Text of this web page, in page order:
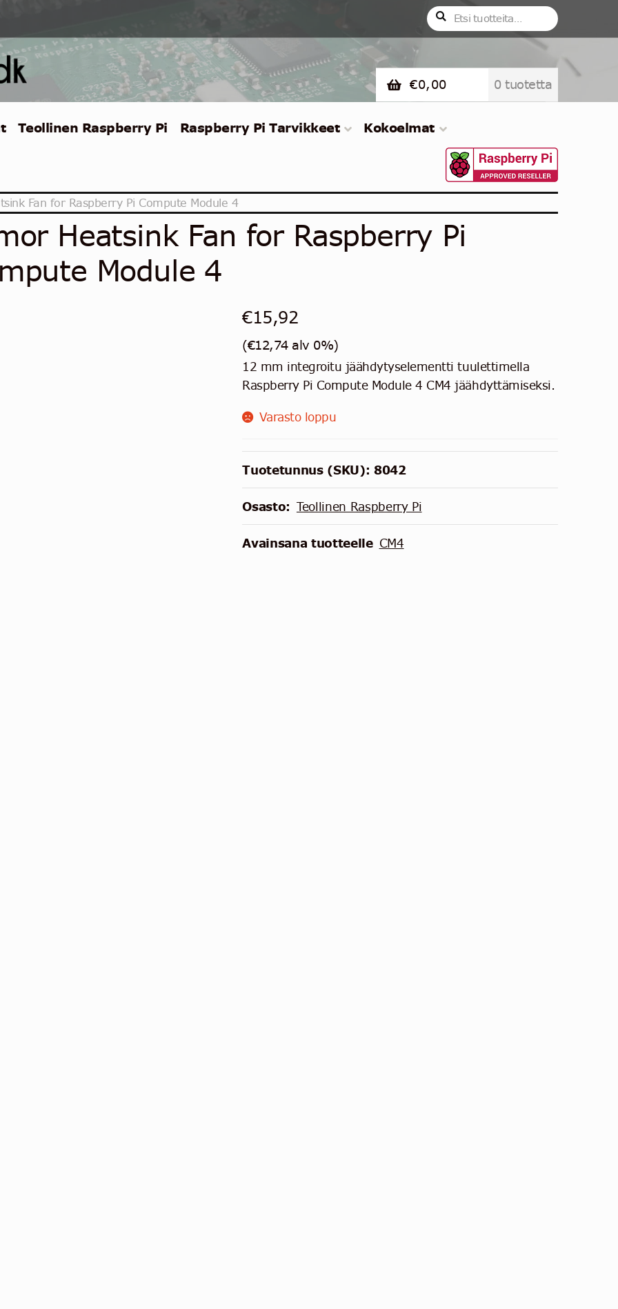
Etsi:
Haku
€0,00 0 tuotetta
Teollinen Raspberry Pi Raspberry Pi Tarvikkeet Kokoelmat
Fan for Raspberry Pi Compute Module 4
Heatsink Fan for Raspberry Pi
Module 4
€15,92
(€12,74alv 0%)
12 mm integroitu jäähdytyselementti tuulettimella
Raspberry Pi Compute Module 4 CM4 jäähdyttämiseksi.
Varasto loppu
Tuotetunnus (SKU): 8042
Osasto: Teollinen Raspberry Pi
Avainsana tuotteelle CM4